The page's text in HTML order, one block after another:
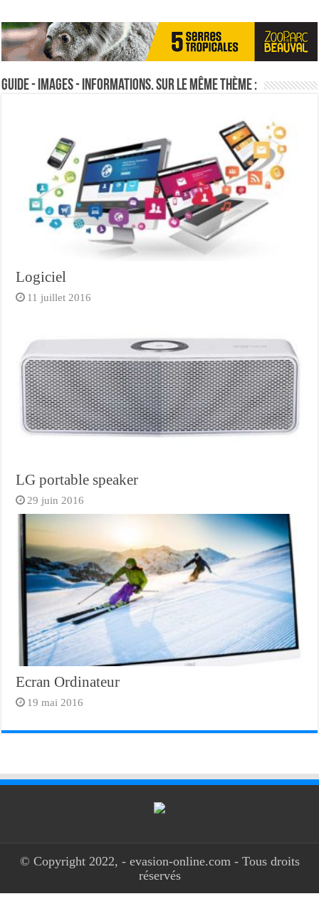
Guide - Images - Informations. Sur le même thème :
Logiciel
11 juillet 2016
LG portable speaker
29 juin 2016
Ecran Ordinateur
19 mai 2016
© Copyright 2022, - evasion-online.com - Tous droits
réservés